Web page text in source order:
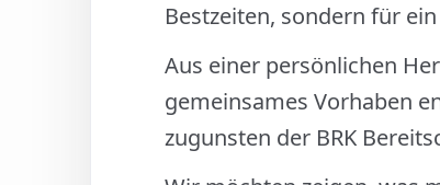
Bestzeiten, sondern für
Aus einer persönlichen
gemeinsames Vorhaben
zugunsten der BRK